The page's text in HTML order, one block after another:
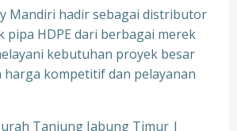
Mandiri hadir sebagai distributor
pipa HDPE dari berbagai merek
kebutuhan proyek besar
harga kompetitif dan pelayanan